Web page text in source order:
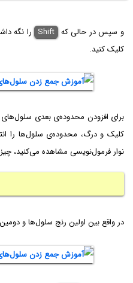
و سپس در حالی که Shift را نگه
کلیک کنید.
کلیک و درگ، محدوده‌ی سلول‌ها را
نوار فرمول‌نویسی مشاهده می‌کنید،
در واقع بین اولین رنج سلول‌ها و